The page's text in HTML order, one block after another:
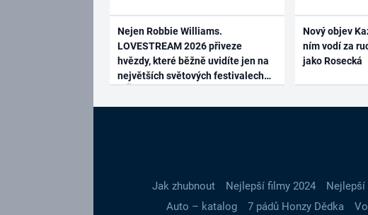
Nejen Robbie Williams.
LOVESTREAM 2026 přiveze
hvězdy, které běžně uvidíte jen na
největších světových festivalech
Nový objev
ním vodí za
jako Rosecká
Jak zhubnout Nejlepší filmy 2024 Nejlepší
Auto – katalog
7 pádů Honzy Dědka